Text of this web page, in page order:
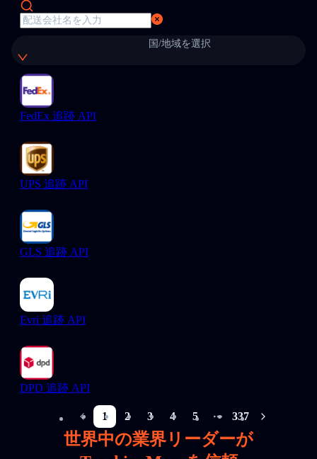
国/地域を選択
FedEx 追跡 API
UPS 追跡 API
GLS 追跡 API
Evri 追跡 API
DPD 追跡 API
1 2 3 4 5
More pages
337
世界中の業界リーダーが